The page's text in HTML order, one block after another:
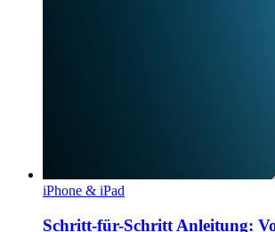
iPhone & iPad
Schritt-für-Schritt Anleitung: